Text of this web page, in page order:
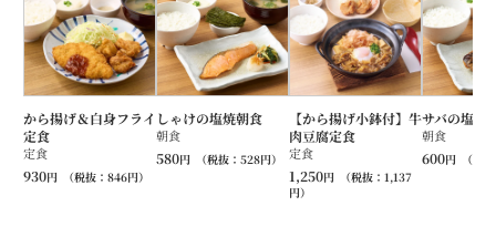
から揚げ＆白身フライ
定食
定食
930円 （税抜：846円）
しゃけの塩焼朝食
朝食
580円 （税抜：528円）
【から揚げ小鉢付】牛
肉豆腐定食
定食
1,250円 （税抜：1,137
円）
サバの塩焼
朝食
600円 （税